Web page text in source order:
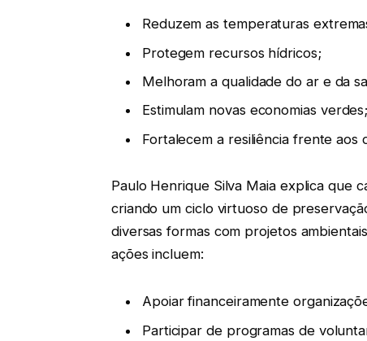
Reduzem as temperaturas
Protegem recursos hídricos;
Melhoram a qualidade do ar e da
Estimulam novas economias verdes;
Fortalecem a resiliência frente aos
Paulo Henrique Silva Maia explica que
criando um ciclo virtuoso de
diversas formas com projetos
ações incluem:
Apoiar financeiramente
Participar de programas de